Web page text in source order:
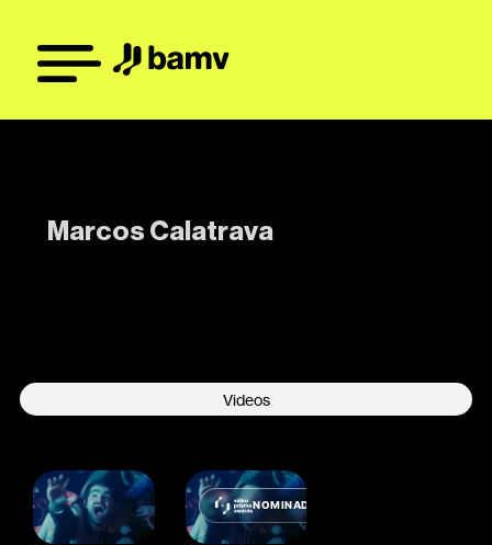
Marcos Calatrava
Videos
NOMINADO